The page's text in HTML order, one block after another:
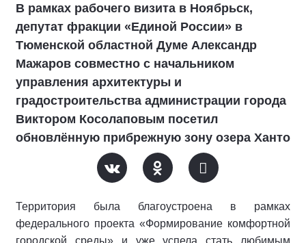
В рамках рабочего визита в Ноябрьск,
депутат фракции «Единой России» в
Тюменской областной Думе Александр
Мажаров совместно с начальником
управления архитектуры и
градостроительства администрации города
Виктором Косолаповым посетил
обновлённую прибрежную зону озера Ханто
Территория была благоустроена в рамках
федерального проекта «Формирование комфортной
городской среды» и уже успела стать любимым